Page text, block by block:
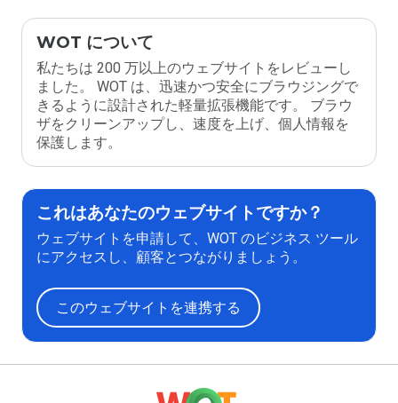
WOT について
私たちは 200 万以上のウェブサイトをレビューし
ました。 WOT は、迅速かつ安全にブラウジングで
きるように設計された軽量拡張機能です。 ブラウ
ザをクリーンアップし、速度を上げ、個人情報を
保護します。
これはあなたのウェブサイトですか？
ウェブサイトを申請して、WOT のビジネス ツール
にアクセスし、顧客とつながりましょう。
このウェブサイトを連携する